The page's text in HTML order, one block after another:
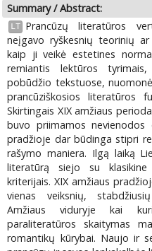
Summary / Abstract:
LT
Prancūzų literatūros
neįgavo ryškesnių teorinių
kaip ji veikė estetines
remiantis lektūros
pobūdžio tekstuose,
prancūziškosios literatūros
Skirtingais XIX amžiaus
buvo priimamos nevienodos
pradžioje dar būdinga stipri
rašymo maniera. Ilgą laiką
literatūrą siejo su
kriterijais. XIX amžiaus
vienas veiksnių,
Amžiaus viduryje kai
paraliteratūros skaitymas
romantikų kūrybai. Naujo ir